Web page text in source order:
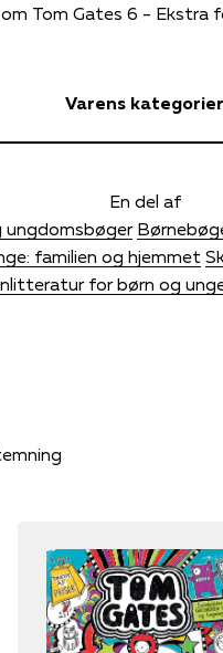
Tom Gates 6 - Ekstra
Varens kategorier
En del af
ungdomsbøger
familien og hjemmet
for børn og